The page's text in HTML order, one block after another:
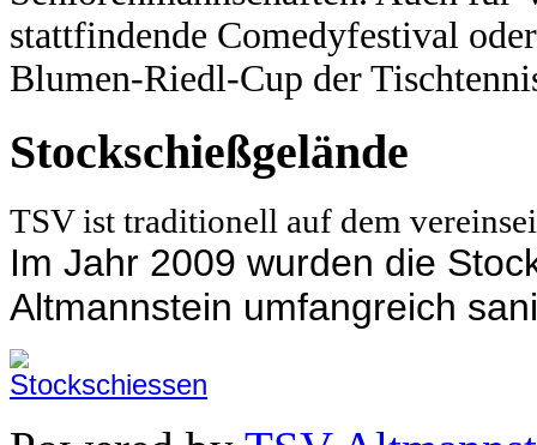
stattfindende Comedyfestival
Blumen-Riedl-Cup der
Stockschießgelände
TSV ist traditionell auf dem
Im Jahr 2009 wurden die
Altmannstein umfangreich